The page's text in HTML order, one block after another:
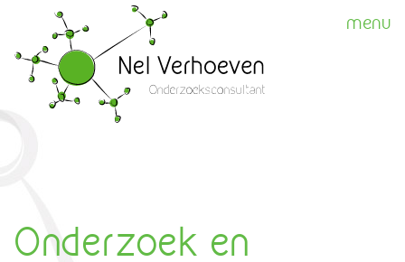
menu
Onderzoek en